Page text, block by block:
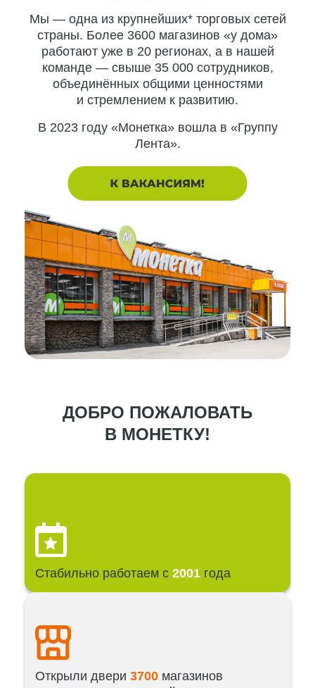
Мы — одна из крупнейших* торговых сетей
страны. Более 3600 магазинов «у дома»
работают уже в 20 регионах, а в нашей
команде — свыше 35 000 сотрудников,
объединённых общими ценностями
и стремлением к развитию.
В 2023 году «Монетка» вошла в «Группу
Лента».
ДОБРО ПОЖАЛОВАТЬ
В МОНЕТКУ!
Стабильно работаем с 2001 года
Открыли двери 3700 магазинов